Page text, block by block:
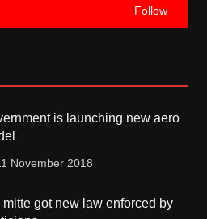
Follow
is launching new aero
November 2018
mitte got new law enforced by